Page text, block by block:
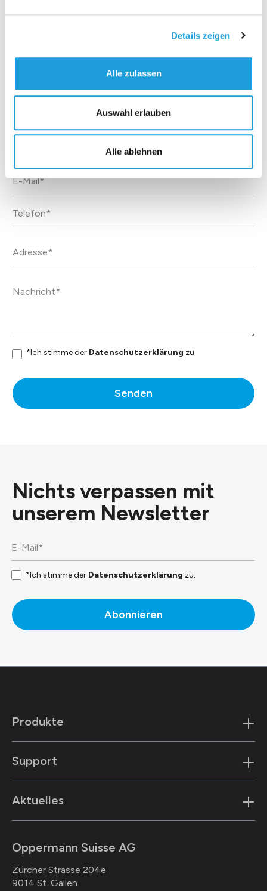
Details zeigen
Alle zulassen
Auswahl erlauben
Alle ablehnen
*Ich stimme der Datenschutzerklärung zu.
Senden
Nichts verpassen mit
unserem Newsletter
*Ich stimme der Datenschutzerklärung zu.
Abonnieren
Oppermann Suisse AG
Zürcher Strasse 204e
9014 St. Gallen
Produkte
Support
Aktuelles